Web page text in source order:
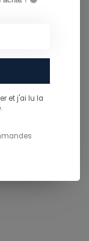
et j'ai lu la